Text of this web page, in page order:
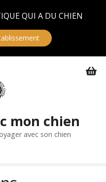
QUI A DU CHIEN
mon chien
avec son chien